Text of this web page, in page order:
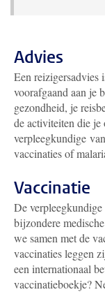
Advies
Een reizigersadvies
voorafgaand aan je
gezondheid, je
de activiteiten die je
verpleegkundige
vaccinaties of
Vaccinatie
De
bijzondere
we samen met de
vaccinaties leggen
een internationaal
vaccinatieboekje?